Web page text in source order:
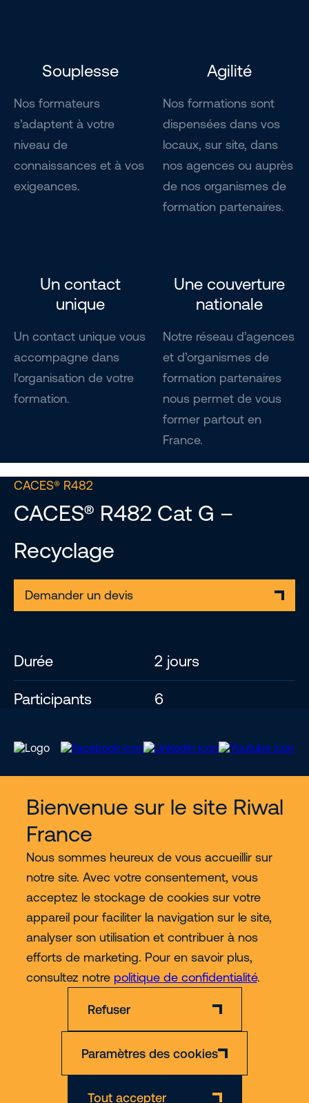
Bienvenue sur le site Riwal
France
Nous sommes heureux de vous accueillir sur
notre site. Avec votre consentement, vous
acceptez le stockage de cookies sur votre
appareil pour faciliter la navigation sur le site,
analyser son utilisation et contribuer à nos
efforts de marketing. Pour en savoir plus,
consultez notre politique de confidentialité.
Refuser
Paramètres des cookies
Tout accepter
Souplesse
Nos formateurs
s’adaptent à votre
niveau de
connaissances et à vos
exigeances.
Agilité
Nos formations sont
dispensées dans vos
locaux, sur site, dans
nos agences ou auprès
de nos organismes de
formation partenaires.
Un contact
unique
Un contact unique vous
accompagne dans
l’organisation de votre
formation.
Une couverture
nationale
Notre réseau d’agences
et d’organismes de
formation partenaires
nous permet de vous
former partout en
France.
CACES® R482
CACES® R482 Cat G –
Recyclage
Demander un devis
Durée 2 jours
Participants 6
Services
Nous découvrir
Contact
cookies
Formation
© 2026 Riwal - All rights reserved